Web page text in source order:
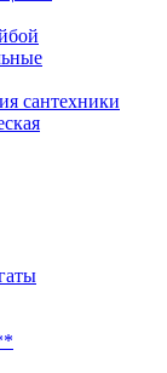
сантехники